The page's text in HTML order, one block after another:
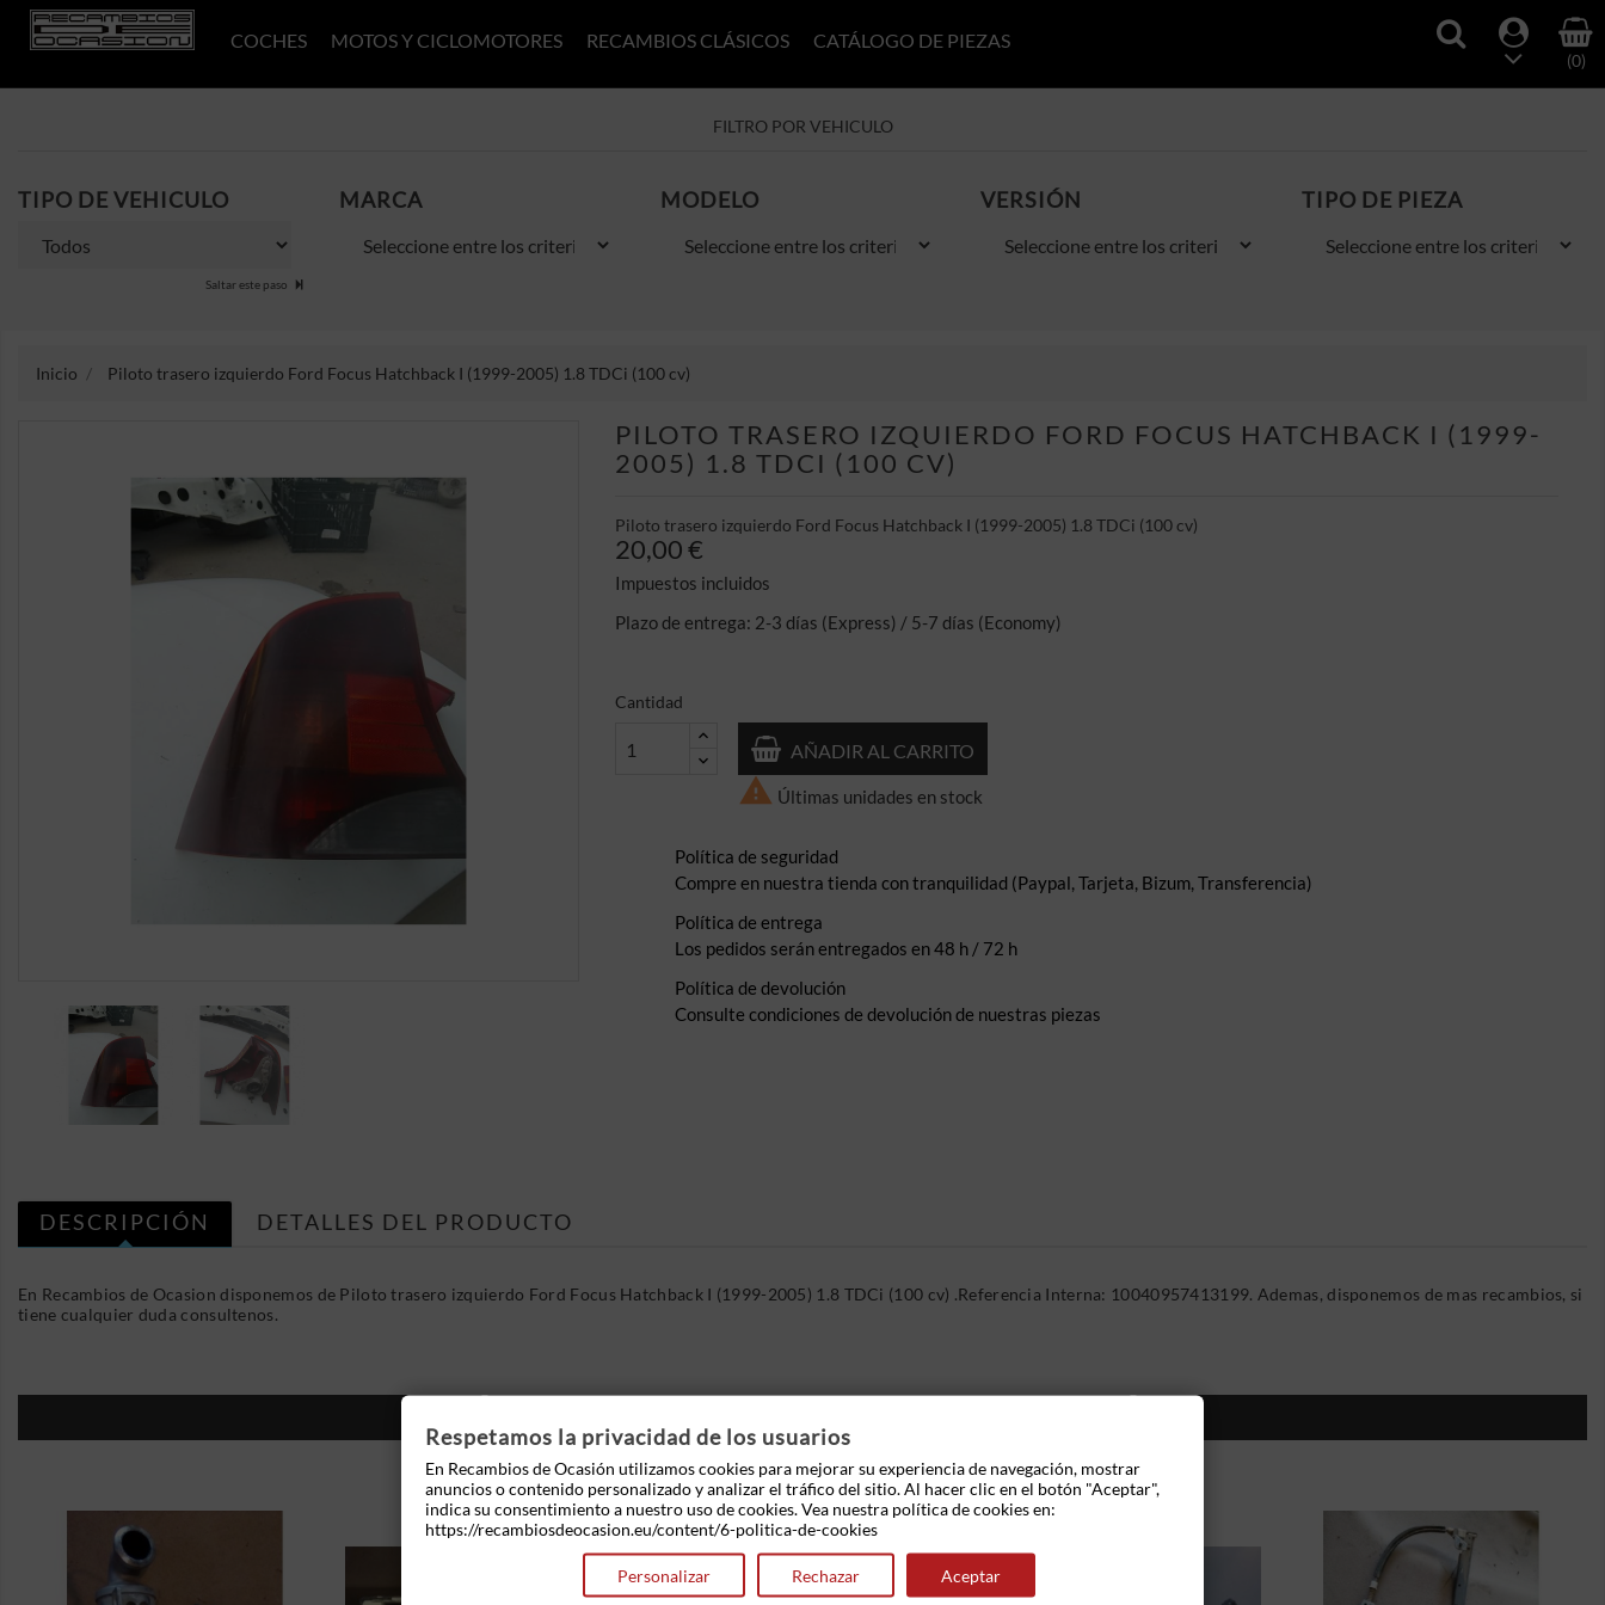
COCHES MOTOS Y CICLOMOTORES RECAMBIOS CLÁSICOS CATÁLOGO DE PIEZAS
(0)
FILTRO POR VEHICULO
TIPO DE VEHICULO
Saltar este paso
MARCA MODELO VERSIÓN TIPO DE PIEZA
Inicio Piloto trasero izquierdo Ford Focus Hatchback I (1999-2005) 1.8 TDCi (100 cv)
PILOTO TRASERO IZQUIERDO FORD FOCUS HATCHBACK I (1999-
2005) 1.8 TDCI (100 CV)
Piloto trasero izquierdo Ford Focus Hatchback I (1999-2005) 1.8 TDCi (100 cv)
20,00 €
Impuestos incluidos
Plazo de entrega: 2-3 días (Express) / 5-7 días (Economy)
Cantidad
AÑADIR AL CARRITO
 Últimas unidades en stock
Política de seguridad
Compre en nuestra tienda con tranquilidad (Paypal, Tarjeta, Bizum, Transferencia)
Política de entrega
Los pedidos serán entregados en 48 h / 72 h
Política de devolución
Consulte condiciones de devolución de nuestras piezas
DESCRIPCIÓN DETALLES DEL PRODUCTO
En Recambios de Ocasion disponemos de Piloto trasero izquierdo Ford Focus Hatchback I (1999-2005) 1.8 TDCi (100 cv) .Referencia Interna: 10040957413199. Ademas, disponemos de mas recambios, si
tiene cualquier duda consultenos.
Respetamos la privacidad de los usuarios
En Recambios de Ocasión utilizamos cookies para mejorar su experiencia de navegación, mostrar
anuncios o contenido personalizado y analizar el tráfico del sitio. Al hacer clic en el botón "Aceptar",
indica su consentimiento a nuestro uso de cookies. Vea nuestra política de cookies en:
https://recambiosdeocasion.eu/content/6-politica-de-cookies
Personalizar Rechazar Aceptar